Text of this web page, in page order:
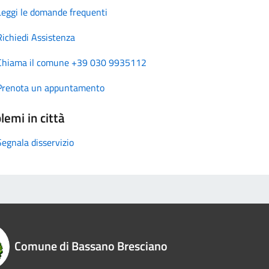
le domande frequenti
Assistenza
il comune +39 030 9935112
un appuntamento
in città
disservizio
Comune di Bassano Bresciano